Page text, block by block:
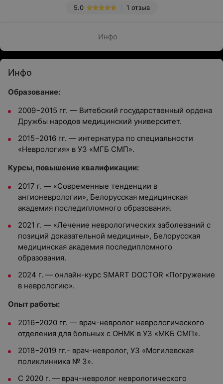
1 отзыв
5.0
Инфо
Инфо
Образование:
2009−2015 гг. — Витебский государственный ордена
Дружбы народов медицинский университет.
2015−2016 гг. — интернатура по специальности
«Неврология» в УЗ «МГБ СМП».
Курсы, повышение квалификации:
2017 г. — «Современные тенденции в
ангионеврологии», Белорусская медицинская
академия последипломного образования.
2021 г. — «Лечение неврологических заболеваний с
позиций доказательной медицины», Белорусская
медицинская академия последипломного
образования.
2024 г. — онлайн-курс SMART DOCTOR «Погружение
в неврологию».
Опыт работы:
2016−2020 гг. — врач-невролог неврологического
отделения для больных с ОНМК в УЗ «МКБ СМП».
2018−2019 гг.- врач-невролог, УЗ «Могилевская
поликлинника № 3».
С 2020 г. — врач-невролог неврологического